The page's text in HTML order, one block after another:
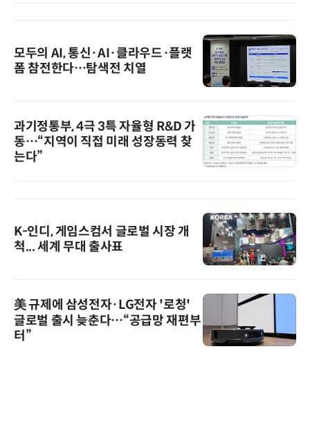
모두의 AI, 통신·AI·클라우드·플랫
폼 참전한다…탐색전 치열
과기정통부, 4극 3특 자율형 R&D 가
동…“지역이 직접 미래 성장동력 찾
는다”
K-인디, 게임스컴서 글로벌 시장 개
척... 세계 무대 출사표
美 규제에 삼성전자·LG전자 '로청'
글로벌 출시 늦춘다…“공급망 재편부
터”